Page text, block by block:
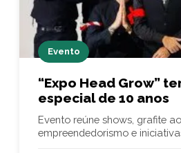
Evento
“Expo Head Grow”
especial de 10 anos
Evento reúne shows, grafite
empreendedorismo e